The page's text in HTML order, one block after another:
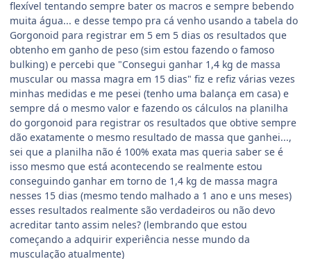
flexível tentando sempre bater os macros e sempre bebendo
muita água... e desse tempo pra cá venho usando a tabela do
Gorgonoid para registrar em 5 em 5 dias os resultados que
obtenho em ganho de peso (sim estou fazendo o famoso
bulking) e percebi que "Consegui ganhar 1,4 kg de massa
muscular ou massa magra em 15 dias" fiz e refiz várias vezes
minhas medidas e me pesei (tenho uma balança em casa) e
sempre dá o mesmo valor e fazendo os cálculos na planilha
do gorgonoid para registrar os resultados que obtive sempre
dão exatamente o mesmo resultado de massa que ganhei...,
sei que a planilha não é 100% exata mas queria saber se é
isso mesmo que está acontecendo se realmente estou
conseguindo ganhar em torno de 1,4 kg de massa magra
nesses 15 dias (mesmo tendo malhado a 1 ano e uns meses)
esses resultados realmente são verdadeiros ou não devo
acreditar tanto assim neles? (lembrando que estou
começando a adquirir experiência nesse mundo da
musculação atualmente)